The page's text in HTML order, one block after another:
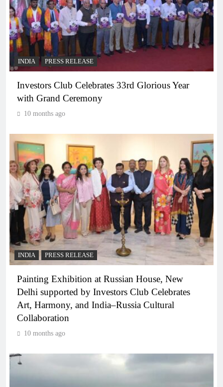
INDIA PRESS RELEASE
Investors Club Celebrates 33rd Glorious Year
with Grand Ceremony
10 months ago
INDIA PRESS RELEASE
Painting Exhibition at Russian House, New
Delhi supported by Investors Club Celebrates
Art, Harmony, and India–Russia Cultural
Collaboration
10 months ago